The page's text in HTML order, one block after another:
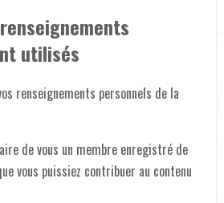
utilisés
renseignements personnels de la
de vous un membre enregistré de
vous puissiez contribuer au contenu